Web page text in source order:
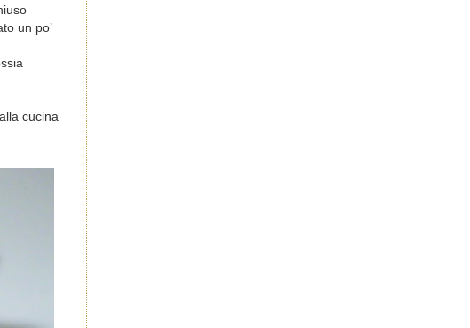
un po’
cucina